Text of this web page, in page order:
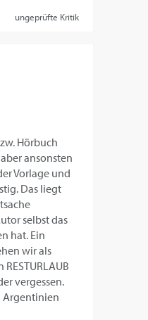
ungeprüfte Kritik
Hörbuch
ansonsten
Vorlage und
Das liegt
selbst das
hat. Ein
wir als
vergessen.
Argentinien